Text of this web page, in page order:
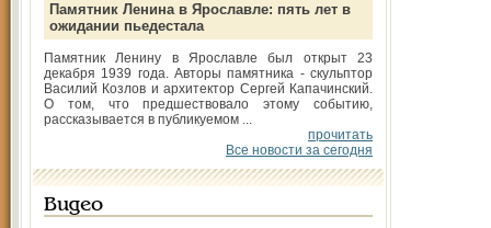
Памятник Ленина в Ярославле: пять лет в
ожидании пьедестала
Памятник Ленину в Ярославле был открыт 23
декабря 1939 года. Авторы памятника - скульптор
Василий Козлов и архитектор Сергей Капачинский.
О том, что предшествовало этому событию,
рассказывается в публикуемом ...
прочитать
Все новости за сегодня
Видео